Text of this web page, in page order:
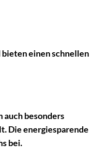
bieten einen schnellen
auch besonders
Die energiesparende
bei.